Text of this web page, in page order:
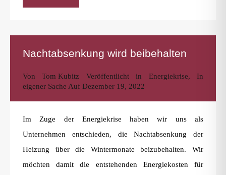
Nachtabsenkung wird beibehalten
VonTom Kubitz Veröffentlicht in Energiekrise, In
eigener Sache Auf Dezember 19, 2022
Im Zuge der Energiekrise haben wir uns als
Unternehmen entschieden, die Nachtabsenkung der
Heizung über die Wintermonate beizubehalten. Wir
möchten damit die entstehenden Energiekosten für